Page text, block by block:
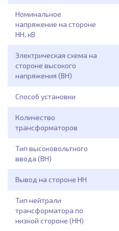
Номинальное
напряжение на стороне
НН, кВ
Электрическая схема на
стороне высокого
напряжения (ВН)
Способ установки
Количество
трансформаторов
Тип высоковольтного
ввода (ВН)
Вывод на стороне НН
Тип нейтрали
трансформатора по
низкой стороне (НН)